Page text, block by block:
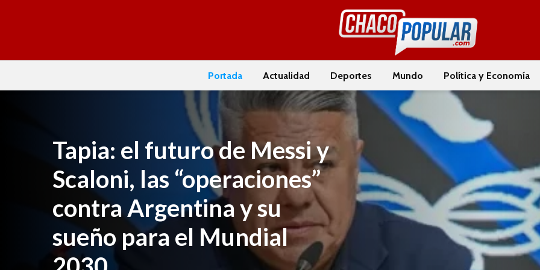
Portada Actualidad Deportes Mundo Política y Economía
Tapia: el futuro de Messi y
Scaloni, las “operaciones”
contra Argentina y su
sueño para el Mundial